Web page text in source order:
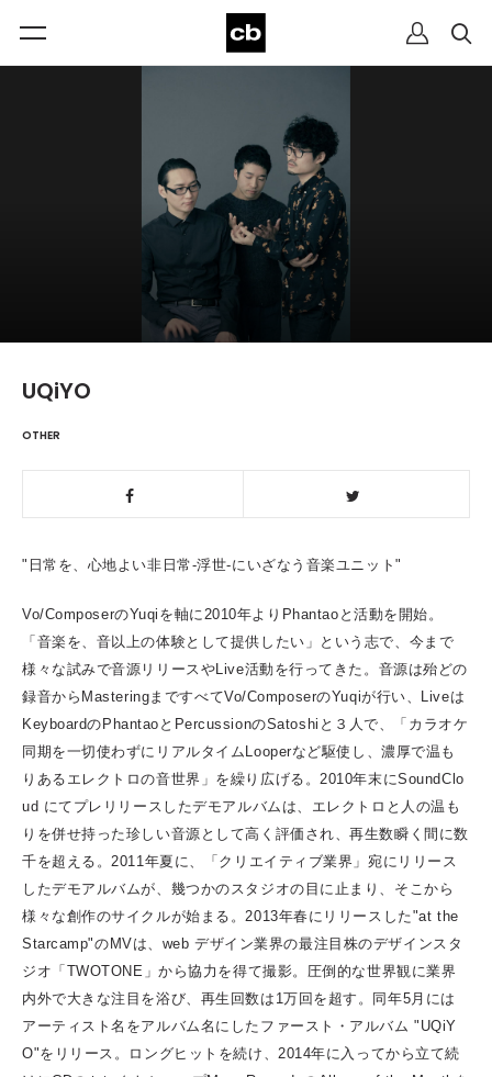
UQiYO
OTHER
" 日常を、心地よい非日常-浮世-にいざなう音楽ユニット"
Vo/ComposerのYuqi を軸に2010年より Phantao と活動を開始。
「音楽を、音以上の体験として提供したい」という志で、今まで
様々な試みで音源リリースやLive活動を行ってきた。音源は殆どの
録音から MasteringまですべてVo/ComposerのYuqiが行い、 Liveは
Keyboardの Phantao と PercussionのSatoshi と３人で、「カラオケ
同期を一切使わずにリアルタイム Looperなど駆使し、濃厚で温も
りあるエレクトロの音世界」を繰り広げる。2010年末にSoundClo
ud にてプレリリースしたデモアルバムは、エレクトロと人の温も
りを併せ持った珍しい音源として高く評価され、再生数瞬く間に数
千を超える。2011年夏に、「クリエイティブ業界」宛にリリース
したデモアルバムが、幾つかのスタジオの目に止まり、そこから
様々な創作のサイクルが始まる。2013年春にリリースした"at the
Starcamp"の MVは、 webデザイン業界の最注目株のデザインスタ
ジオ「 TWOTONE 」から協力を得て撮影。圧倒的な世界観に業界
内外で大きな注目を浴び、再生回数は 1万回を超す。 同年5月には
アーティスト名をアルバム名にしたファースト・アルバム "UQiY
O"をリリース。ロングヒットを続け、2014年に入ってから立て続